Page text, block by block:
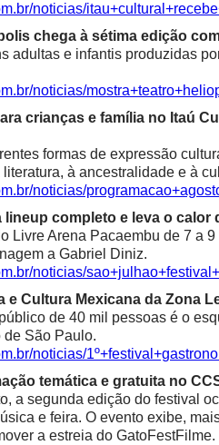
noticias/
chega à sétima edição
adultas e infantis produzidas
noticias/
crianças e família no Itaú
formas de expressão
à ancestralidade e à
noticias/
completo e leva o calor
Livre Arena Pacaembu de 7 a
a Gabriel Diniz.
noticias/
e Cultura Mexicana da Zona
de 40 mil pessoas é o
São Paulo.
noticias/
temática e gratuita no
a segunda edição do festival
e feira. O evento exibe,
a estreia do GatoFestFilme.